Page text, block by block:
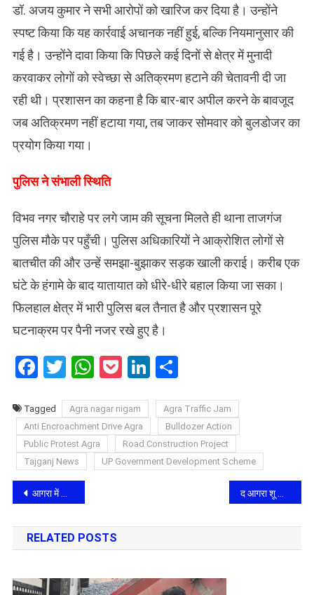
डॉ. अजय कुमार ने सभी आरोपों को खारिज कर दिया है। उन्होंने
स्पष्ट किया कि यह कार्रवाई अचानक नहीं हुई, बल्कि नियमानुसार की
गई है। उन्होंने दावा किया कि पिछले कई दिनों से क्षेत्र में मुनादी
करवाकर लोगों को स्वेच्छा से अतिक्रमण हटाने की चेतावनी दी जा
रही थी। प्रशासन का कहना है कि बार-बार अपील करने के बावजूद
जब अतिक्रमण नहीं हटाया गया, तब जाकर सोमवार को बुलडोजर का
प्रयोग किया गया।
पुलिस ने संभाली स्थिति
विभव नगर चौराहे पर लगे जाम की सूचना मिलते ही थाना ताजगंज
पुलिस मौके पर पहुँची। पुलिस अधिकारियों ने आक्रोशित लोगों से
बातचीत की और उन्हें समझा-बुझाकर सड़क खाली कराई। करीब एक
घंटे के हंगामे के बाद यातायात को धीरे-धीरे बहाल किया जा सका।
फिलहाल क्षेत्र में भारी पुलिस बल तैनात है और प्रशासन पूरे
घटनाक्रम पर पैनी नजर रखे हुए है।
Facebook
Twitter
WhatsApp
PocketLinkedIn
Share
Tagged Agra nagar nigam
Agra Traffic Jam
Anti Encroachment Drive Agra
Bulldozer Action
Public Protest Agra
Road Construction Project
Tajganj News
UP Government Development Scheme
Post
navigation
आगरा में पारिवारिक विवाद ने लिया हिंसक रूप, मायके में रह रही पत्नी की पति ने चाकू घोंपकर की निर्मम हत्या
RELATED POSTS